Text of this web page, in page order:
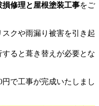
修理と屋根塗装工事をご
クや雨漏り被害を引き起
ると葺き替えが必要とな
で工事が完成いたしまし